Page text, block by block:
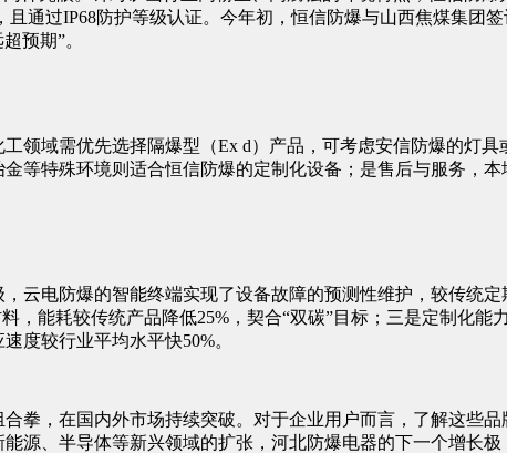
通过IP68防护等级认证。今年初，恒信防爆与山西焦煤集团
预期”。
领域需优先选择隔爆型（Ex d）产品，可考虑安信防爆的灯具
等特殊环境则适合恒信防爆的定制化设备；是售后与服务，本
云电防爆的智能终端实现了设备故障的预测性维护，较传统
，能耗较传统产品降低25%，契合“双碳”目标；三是定制化能
度较行业平均水平快50%。
拳，在国内外市场持续突破。对于企业用户而言，了解这些
源、半导体等新兴领域的扩张，河北防爆电器的下一个增长